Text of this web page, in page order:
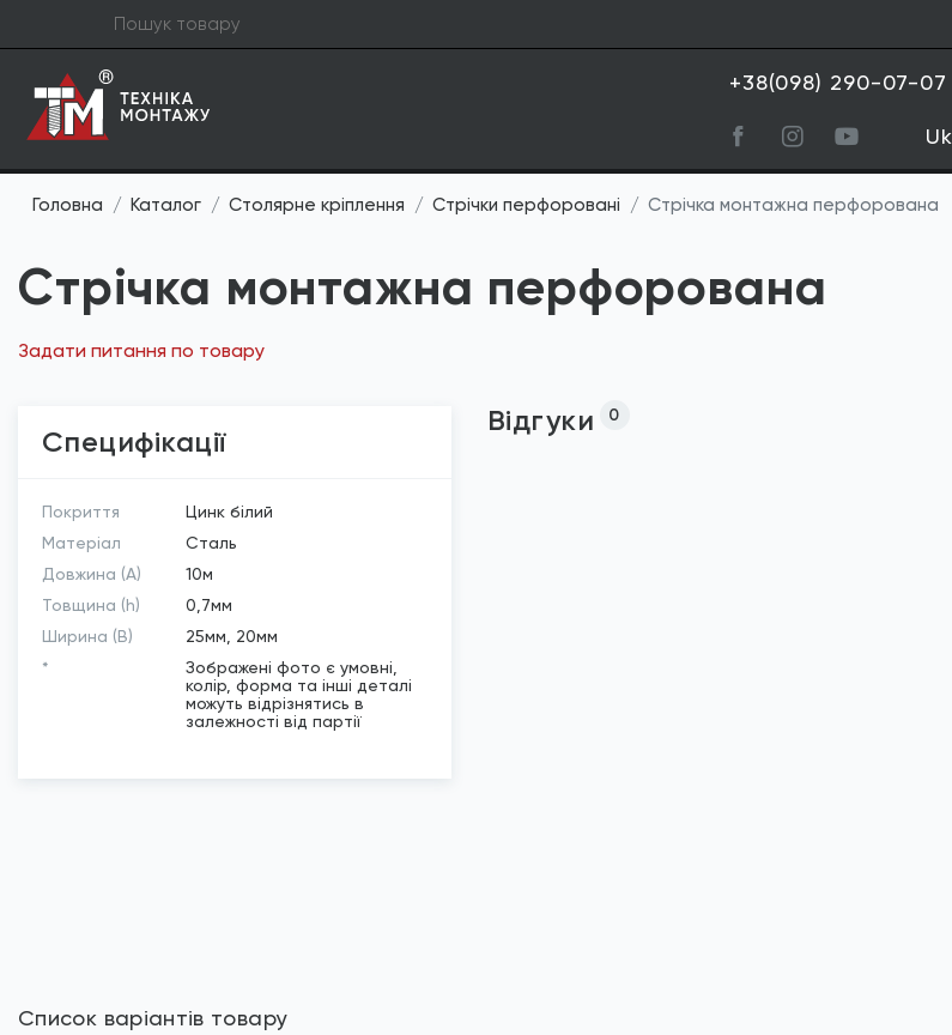
+38(098) 290-07-07
Uk
Головна Каталог Столярне кріплення Стрічки перфоровані Стрічка монтажна перфорована
Стрічка монтажна перфорована
Задати питання по товару
Специфікації
Покриття
Цинк білий
Матеріал
Сталь
Довжина (A)
10м
Товщина (h)
0,7мм
Ширина (B)
25мм, 20мм
*
Зображені фото є умовні,
колір, форма та інші деталі
можуть відрізнятись в
залежності від партії
Відгуки 0
Список варіантів товару